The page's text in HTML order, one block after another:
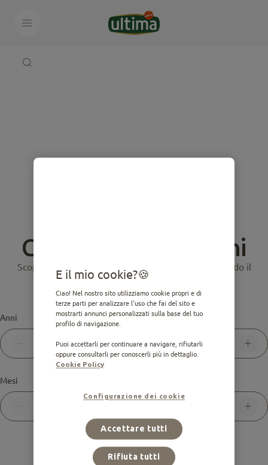
Calcolatore degli anni
Scopri quanti anni ha il tuo cane in anni umani usando il
nostro calcolatore
Anni
0
Mesi
Calcola età
E il mio cookie?
Ciao! Nel nostro sito utilizziamo cookie propri e di
terze parti per analizzare l'uso che fai del sito e
mostrarti annunci personalizzati sulla base del tuo
profilo di navigazione.
Puoi accettarli per continuare a navigare, rifiutarli
oppure consultarli per conoscerli più in dettaglio.
Cookie Policy
Configurazione dei cookie
Rifiuta tutti
Accettare tutti